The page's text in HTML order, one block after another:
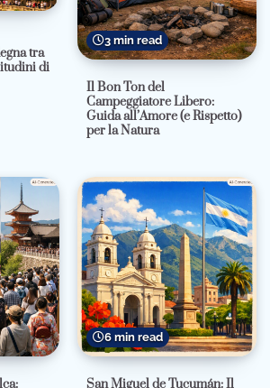
tra
di
3 min read
Il Bon Ton del
Campeggiatore Libero:
Guida all’Amore (e Rispetto)
per la Natura
6 min read
San Miguel de Tucumán: Il